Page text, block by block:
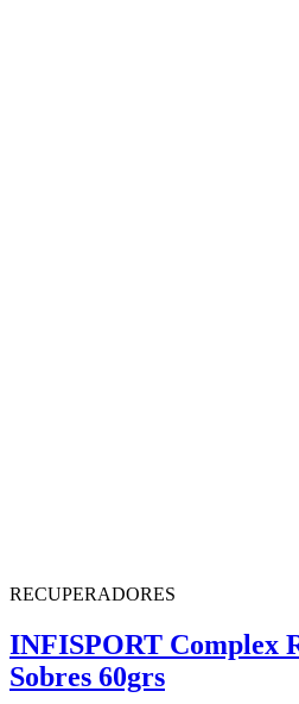
RECUPERADORES
INFISPORT Complex
Sobres 60grs